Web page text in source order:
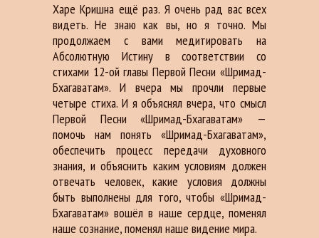
Харе Кришна ещё раз. Я очень рад вас всех
видеть. Не знаю как вы, но я точно. Мы
продолжаем с вами медитировать на
Абсолютную Истину в соответствии со
стихами 12-ой главы Первой Песни «Шримад-
Бхагаватам». И вчера мы прочли первые
четыре стиха. И я объяснял вчера, что смысл
Первой Песни «Шримад-Бхагаватам» —
помочь нам понять «Шримад-Бхагаватам»,
обеспечить процесс передачи духовного
знания, и объяснить каким условиям должен
отвечать человек, какие условия должны
быть выполнены для того, чтобы «Шримад-
Бхагаватам» вошёл в наше сердце, поменял
наше сознание, поменял наше видение мира.